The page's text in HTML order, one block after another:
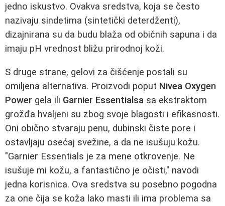
jedno iskustvo. Ovakva sredstva, koja se često
nazivaju sindetima (sintetički deterdženti),
dizajnirana su da budu blaža od običnih sapuna i da
imaju pH vrednost bližu prirodnoj koži.
S druge strane, gelovi za čišćenje postali su
omiljena alternativa. Proizvodi poput Nivea Oxygen
Power gela ili Garnier Essentialsa sa ekstraktom
grožđa hvaljeni su zbog svoje blagosti i efikasnosti.
Oni obično stvaraju penu, dubinski čiste pore i
ostavljaju osećaj svežine, a da ne isušuju kožu.
"Garnier Essentials je za mene otkrovenje. Ne
isušuje mi kožu, a fantastično je očisti," navodi
jedna korisnica. Ova sredstva su posebno pogodna
za one čija se koža lako masti ili ima problema sa